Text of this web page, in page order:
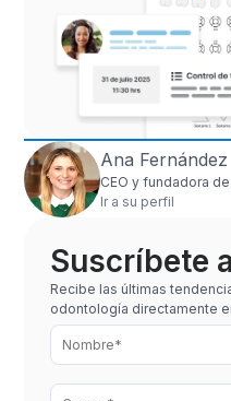
Ana Fernández
CEO y fundadora
Ir a su perfil
Suscríbete
Recibe las últimas
odontología directamente